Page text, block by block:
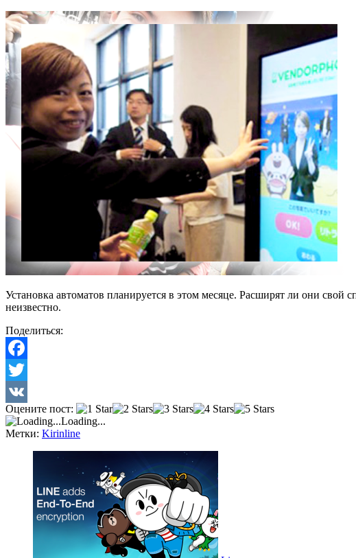
Установка автоматов планируется в этом месяце. Расширят ли они свой
неизвестно.
Поделиться:
Facebook
Twitter
VK
Оцените пост:
Loading...
Метки: Kirinline